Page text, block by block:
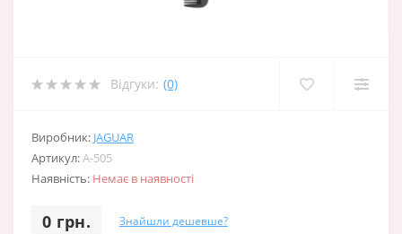
Відгуки: (0)
Виробник: JAGUAR
Артикул:A-505
Наявність: Немає в наявності
0 грн. Знайшли дешевше?